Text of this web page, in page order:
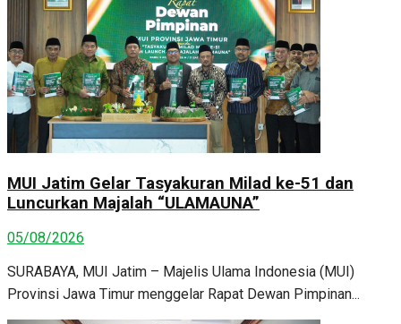
MUI Jatim Gelar Tasyakuran Milad ke-51 dan
Luncurkan Majalah “ULAMAUNA”
05/08/2026
SURABAYA, MUI Jatim – Majelis Ulama Indonesia (MUI)
Provinsi Jawa Timur menggelar Rapat Dewan Pimpinan...